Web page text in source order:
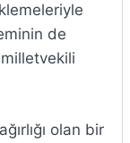
de
olan bir